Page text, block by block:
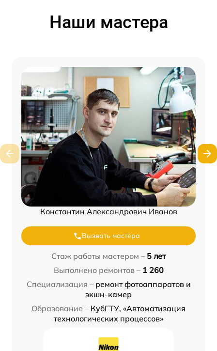
Наши мастера
Константин Александрович Иванов
Вызвать мастера
Стаж работы мастером – 5 лет
Выполнено ремонтов – 1 260
Специализация – ремонт фотоаппаратов и
экшн-камер
Образование – КубГТУ, «Автоматизация
технологических процессов»